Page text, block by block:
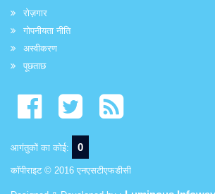
रोज़गार
गोपनीयता नीति
अस्वीकरण
पूछताछ
आगंतुकों का कोई: 0
कॉपीराइट © 2016 एनएसटीएफडीसी